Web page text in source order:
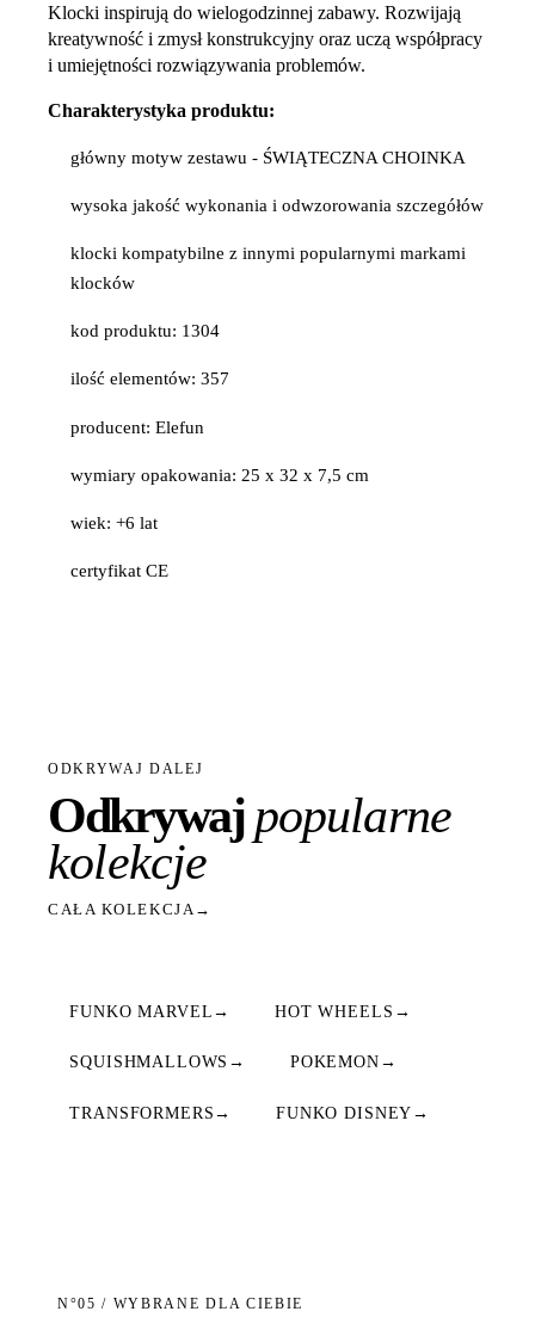
Klocki inspirują do wielogodzinnej zabawy. Rozwijają
kreatywność i zmysł konstrukcyjny oraz uczą współpracy
i umiejętności rozwiązywania problemów.
Charakterystyka produktu:
główny motyw zestawu - ŚWIĄTECZNA CHOINKA
wysoka jakość wykonania i odwzorowania szczegółów
klocki kompatybilne z innymi popularnymi markami
klocków
kod produktu: 1304
ilość elementów: 357
producent: Elefun
wymiary opakowania: 25 x 32 x 7,5 cm
wiek: +6 lat
certyfikat CE
ODKRYWAJ DALEJ
Odkrywajpopularne
kolekcje
CAŁA KOLEKCJA→
FUNKO MARVEL → HOT WHEELS →
SQUISHMALLOWS → POKEMON →
TRANSFORMERS → FUNKO DISNEY →
N°05 / WYBRANE DLA CIEBIE